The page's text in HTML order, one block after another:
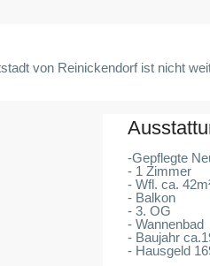
von Reinickendorf ist nicht
-Gepflegte
- 1 Zimmer
- Wfl. ca.
- Balkon
- 3. OG
- Wannenbad
- Baujahr
- Hausgeld